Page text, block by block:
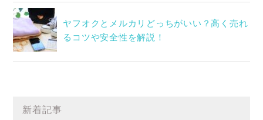
ヤフオクとメルカリどっちがいい？高く売れ
るコツや安全性を解説！
新着記事